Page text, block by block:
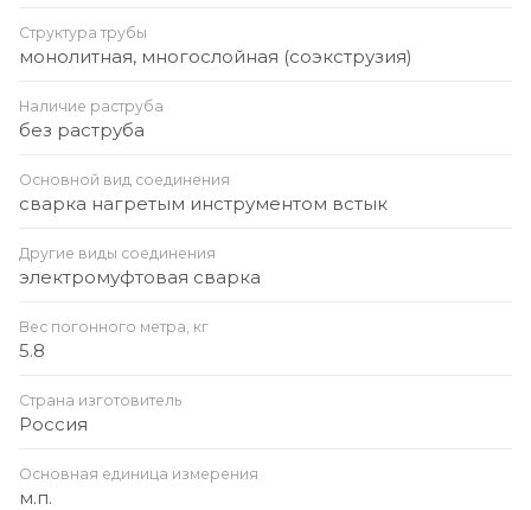
Структура трубы
монолитная, многослойная (соэкструзия)
Наличие раструба
без раструба
Основной вид соединения
сварка нагретым инструментом встык
Другие виды соединения
электромуфтовая сварка
Вес погонного метра, кг
5.8
Страна изготовитель
Россия
Основная единица измерения
м.п.